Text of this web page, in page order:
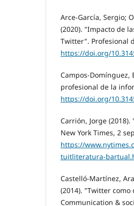
Arce-Garcí­a, Sergio;
(2020). "Impacto de
Twitter". Profesional
https://doi.org/
Campos-Domí­nguez,
profesional de la
https://doi.org/
Carrión, Jorge
New York Times, 2
https://
tuitliteratura-
Castelló-Martí­nez,
(2014). "Twitter
Communication &